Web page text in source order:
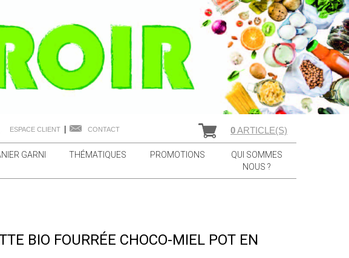
CONTACT
ESPACE CLIENT 0ARTICLE(S)
GARNI THÉMATIQUES PROMOTIONS
QUI SOMMES
NOUS ?
BIO FOURRÉE CHOCO-MIEL POT EN